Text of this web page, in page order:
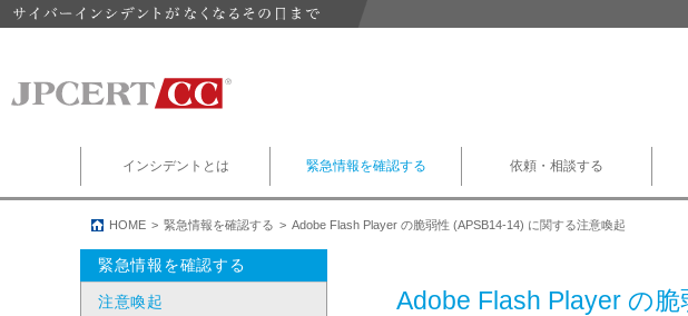
インシデントとは 緊急情報を確認する 依頼・相談する
HOME 緊急情報を確認する Adobe Flash Player の脆弱性 (APSB14-14) に関する注意喚起
Adobe Flash Player の
緊急情報を確認する
注意喚起